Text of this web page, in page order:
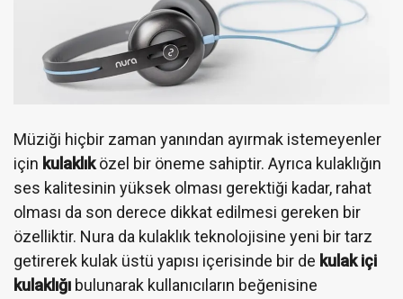
Müziği hiçbir zaman yanından ayırmak istemeyenler
için kulaklıközel bir öneme sahiptir. Ayrıca kulaklığın
ses kalitesinin yüksek olması gerektiği kadar, rahat
olması da son derece dikkat edilmesi gereken bir
özelliktir. Nura da kulaklık teknolojisine yeni bir tarz
getirerek kulak üstü yapısı içerisinde bir de kulak içi
kulaklığı bulunarak kullanıcıların beğenisine